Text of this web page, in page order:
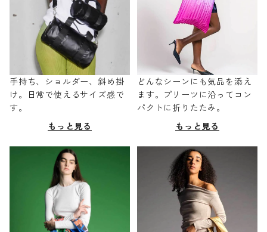
手持ち、ショルダー、斜め掛
け。日常で使えるサイズ感で
す。
もっと見る
どんなシーンにも気品を添え
ます。プリーツに沿ってコン
パクトに折りたたみ。
もっと見る